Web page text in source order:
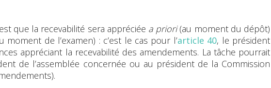
que la recevabilité sera appréciée a priori(au moment du dépôt)
moment de l’examen) : c’est le cas pour l’article 40, le président
appréciant la recevabilité des amendements. La tâche pourrait
de l’assemblée concernée ou au président de la Commission